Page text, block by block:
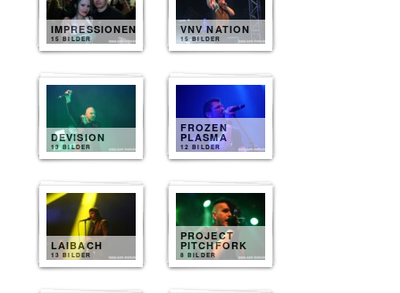
IMPRESSIONEN
15 BILDER
VNV NATION
15 BILDER
DEVISION
13 BILDER
FROZEN
PLASMA
12 BILDER
LAIBACH
13 BILDER
PROJECT
PITCHFORK
8 BILDER